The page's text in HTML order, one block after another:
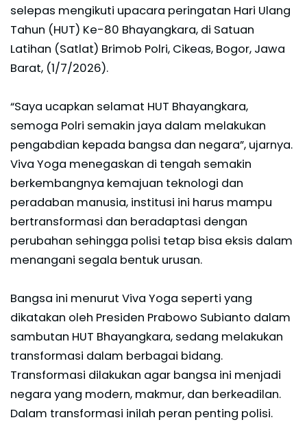
selepas mengikuti upacara peringatan Hari Ulang
Tahun (HUT) Ke-80 Bhayangkara, di Satuan
Latihan (Satlat) Brimob Polri, Cikeas, Bogor, Jawa
Barat, (1/7/2026).
“Saya ucapkan selamat HUT Bhayangkara,
semoga Polri semakin jaya dalam melakukan
pengabdian kepada bangsa dan negara”, ujarnya.
Viva Yoga menegaskan di tengah semakin
berkembangnya kemajuan teknologi dan
peradaban manusia, institusi ini harus mampu
bertransformasi dan beradaptasi dengan
perubahan sehingga polisi tetap bisa eksis dalam
menangani segala bentuk urusan.
Bangsa ini menurut Viva Yoga seperti yang
dikatakan oleh Presiden Prabowo Subianto dalam
sambutan HUT Bhayangkara, sedang melakukan
transformasi dalam berbagai bidang.
Transformasi dilakukan agar bangsa ini menjadi
negara yang modern, makmur, dan berkeadilan.
Dalam transformasi inilah peran penting polisi.